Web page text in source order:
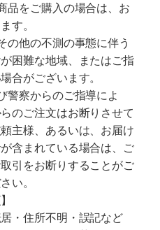
品をご購入の場合は、お
す。
の他の不測の事態に伴う
困難な地域、またはご指
合がございます。
警察からのご指導によ
のご注文はお断りさせて
主様、あるいは、お届け
含まれている場合は、ご
引をお断りすることがご
い。
・住所不明・誤記など